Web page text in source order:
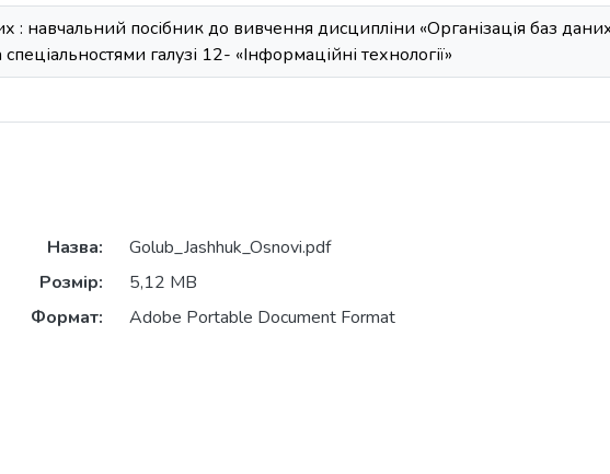
: навчальний посібник до вивчення дисципліни «Організація баз
галузі 12- «Інформаційні технології»
Назва:
Golub_Jashhuk_Osnovi.pdf
Розмір:
5,12 MB
Формат:
Adobe Portable Document Format